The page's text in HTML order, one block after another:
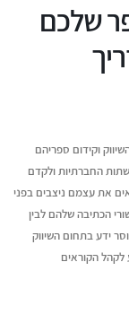
שלכם
וקידום ספריהם
החברתיות ולקדם
את עצמם ניצבים בפני
הכתיבה שלהם לבין
ידע בתחום השיווק
לקהל הקוראים
התחרויות והפרסים
לסופרים בארץ
דן טימור על הספר
ליצירת זוגיות